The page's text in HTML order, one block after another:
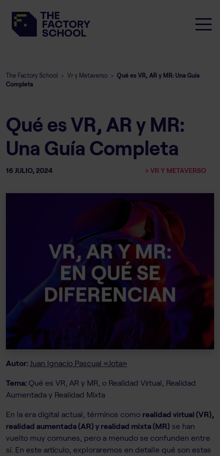
The Factory School > Vr y Metaverso > Qué es VR, AR y MR: Una Guía
Completa
Qué es VR, AR y MR:
Una Guía Completa
16 JULIO, 2024 > VR Y METAVERSO
Autor: Juan Ignacio Pascual «Jota»
Tema: Qué es VR, AR y MR, o Realidad Virtual, Realidad
Aumentada y Realidad Mixta
En la era digital actual, términos como realidad virtual (VR),
realidad aumentada (AR) y realidad mixta (MR) se han
vuelto muy comunes, pero a menudo se confunden entre
sí. En este artículo, exploraremos en detalle qué son estas